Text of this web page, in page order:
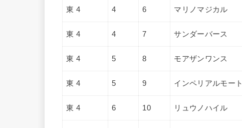
東 4 4 6 マリノマジカル
東 4 4 7 サンダーバース
東 4 5 8 モアザンワンス
東 4 5 9 インペリアルモート
東 4 6 10 リュウノハイル